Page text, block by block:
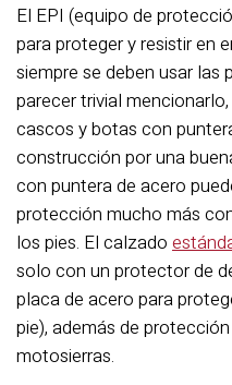
El EPI (equipo de
para proteger y resistir en
siempre se deben usar las
parecer trivial
cascos y botas con
construcción por una
con puntera de acero
protección mucho más
los pies. El calzado
solo con un protector de
placa de acero para
pie), además de
motosierras.